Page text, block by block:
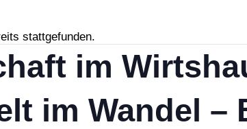
stattgefunden.
im
im Wandel –